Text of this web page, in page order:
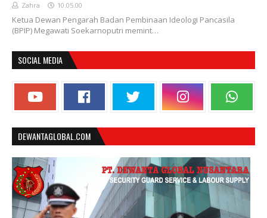
Zahra 10.05.00
Ketua Dewan Pengarah Badan Pembinaan Ideologi Pancasila
(BPIP) Megawati Soekarnoputri memint…
SOCIAL MEDIA
DEWANTAGLOBAL.COM